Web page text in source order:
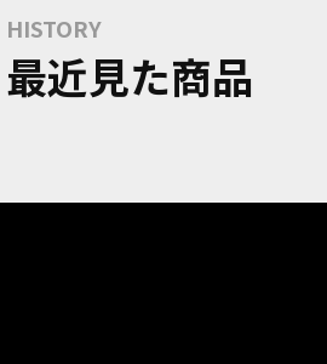
HISTORY
最近見た商品